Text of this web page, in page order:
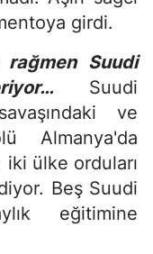
girdi.
Suudi
Suudi
ve
Almanya'da
iki ülke orduları
Beş Suudi
eğitimine